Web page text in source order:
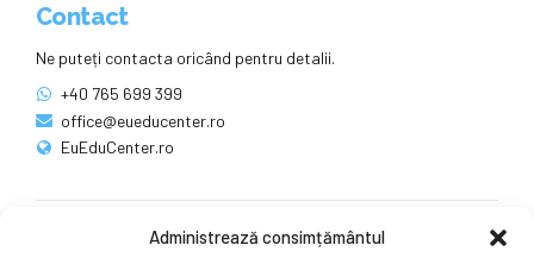
Administrează consimțământul
Contact
Ne puteți contacta oricând pentru detalii.
+40 765 699 399
office@eueducenter.ro
EuEduCenter.ro